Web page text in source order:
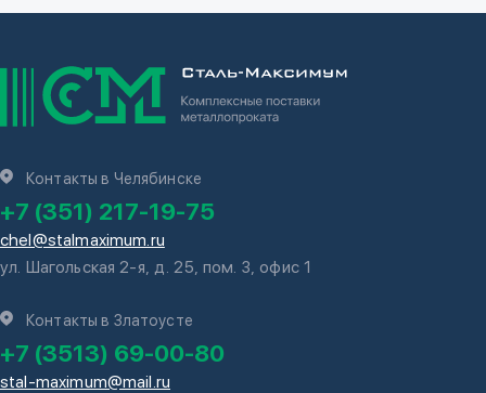
Контакты в Челябинске
+7 (351) 217-19-75
chel@stalmaximum.ru
ул. Шагольская 2-я, д. 25, пом. 3, офис 1
Контакты в Златоусте
+7 (3513) 69-00-80
stal-maximum@mail.ru